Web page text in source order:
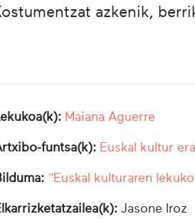
azkenik,
Maiana Aguerre
funtsa(k): Euskal kultur
"Euskal kulturaren
Jasone Iroz